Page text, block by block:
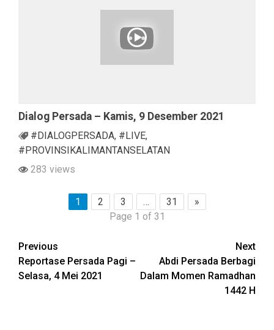
Dialog Persada – Kamis, 9 Desember 2021
#DIALOGPERSADA, #LIVE,
#PROVINSIKALIMANTANSELATAN
283 views
1 2 3 … 31
»
Page 1 of 31
Continue
Reading
Previous
Reportase Persada Pagi –
Selasa, 4 Mei 2021
Next
Abdi Persada Berbagi
Dalam Momen Ramadhan
1442 H